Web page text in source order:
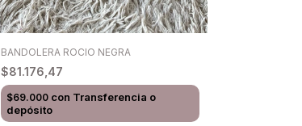
BANDOLERA ROCIO NEGRA
$81.176,47
$69.000 con Transferencia o
depósito